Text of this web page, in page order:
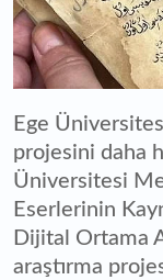
Ege
projesini daha
Üniversitesi
Eserlerinin
Dijital Ortama
araştırma